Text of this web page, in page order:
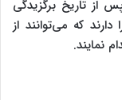
از تاریخ برگزیدگی
که می‌توانند از
نمایند.